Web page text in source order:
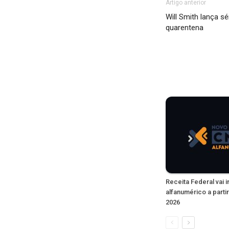
Artigo anterior
Will Smith lança
quarentena
Receita Federal vai
alfanumérico a
2026